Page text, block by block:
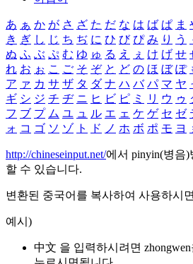
あ ぁ か が さ ざ た だ な は ば ぱ ま
き ぎ し じ ち ぢ に ひ び ぴ み り う
ぬ ふ ぶ ぷ む ゆ ゅ る え ぇ け げ せ
れ お ぉ こ ご そ ぞ と ど の ほ ぼ ぽ
ア ァ カ サ ザ タ ダ ナ ハ バ パ マ ヤ
ギ シ ジ チ ヂ ニ ヒ ビ ピ ミ リ ウ ゥ
フ ブ プ ム ユ ュ ル エ ェ ケ ゲ セ ゼ
ォ コ ゴ ソ ゾ ト ド ノ ホ ボ ポ モ ヨ
http://chineseinput.net/에서 pinyin(병음
할 수 있습니다.
변환된 중국어를 복사하여 사용하시
예시)
中文 을 입력하시려면 zhongwen